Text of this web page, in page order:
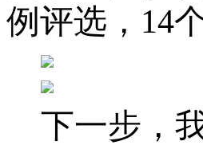
例评选，14
下一步，